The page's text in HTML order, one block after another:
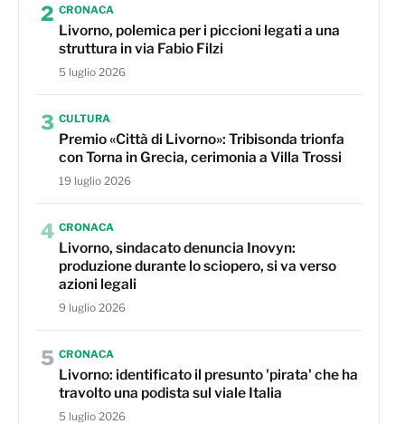
2 CRONACA
Livorno, polemica per i piccioni legati a una
struttura in via Fabio Filzi
5 luglio 2026
3 CULTURA
Premio «Città di Livorno»: Tribisonda trionfa
con Torna in Grecia, cerimonia a Villa Trossi
19 luglio 2026
4 CRONACA
Livorno, sindacato denuncia Inovyn:
produzione durante lo sciopero, si va verso
azioni legali
9 luglio 2026
5 CRONACA
Livorno: identificato il presunto 'pirata' che ha
travolto una podista sul viale Italia
5 luglio 2026